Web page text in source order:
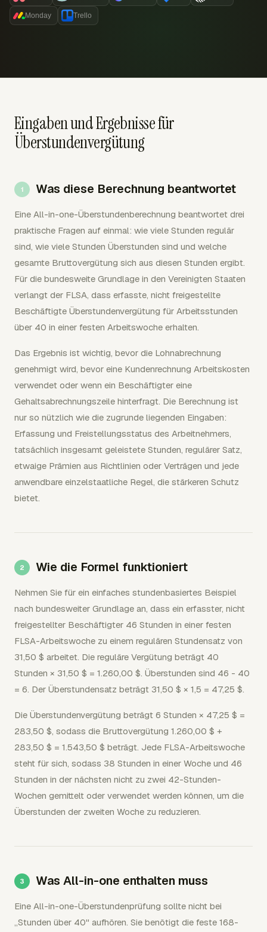
Monday Trello
Eingaben und Ergebnisse für
Überstundenvergütung
Was diese Berechnung beantwortet
Eine All-in-one-Überstundenberechnung beantwortet drei
praktische Fragen auf einmal: wie viele Stunden regulär
sind, wie viele Stunden Überstunden sind und welche
gesamte Bruttovergütung sich aus diesen Stunden ergibt.
Für die bundesweite Grundlage in den Vereinigten Staaten
verlangt der FLSA, dass erfasste, nicht freigestellte
Beschäftigte Überstundenvergütung für Arbeitsstunden
über 40 in einer festen Arbeitswoche erhalten.
Das Ergebnis ist wichtig, bevor die Lohnabrechnung
genehmigt wird, bevor eine Kundenrechnung Arbeitskosten
verwendet oder wenn ein Beschäftigter eine
Gehaltsabrechnungszeile hinterfragt. Die Berechnung ist
nur so nützlich wie die zugrunde liegenden Eingaben:
Erfassung und Freistellungsstatus des Arbeitnehmers,
tatsächlich insgesamt geleistete Stunden, regulärer Satz,
etwaige Prämien aus Richtlinien oder Verträgen und jede
anwendbare einzelstaatliche Regel, die stärkeren Schutz
bietet.
Wie die Formel funktioniert
Nehmen Sie für ein einfaches stundenbasiertes Beispiel
nach bundesweiter Grundlage an, dass ein erfasster, nicht
freigestellter Beschäftigter 46 Stunden in einer festen
FLSA-Arbeitswoche zu einem regulären Stundensatz von
31,50 $ arbeitet. Die reguläre Vergütung beträgt 40
Stunden × 31,50 $ = 1.260,00 $. Überstunden sind 46 - 40
= 6. Der Überstundensatz beträgt 31,50 $ × 1,5 = 47,25 $.
Die Überstundenvergütung beträgt 6 Stunden × 47,25 $ =
283,50 $, sodass die Bruttovergütung 1.260,00 $ +
283,50 $ = 1.543,50 $ beträgt. Jede FLSA-Arbeitswoche
steht für sich, sodass 38 Stunden in einer Woche und 46
Stunden in der nächsten nicht zu zwei 42-Stunden-
Wochen gemittelt oder verwendet werden können, um die
Überstunden der zweiten Woche zu reduzieren.
Was All-in-one enthalten muss
Eine All-in-one-Überstundenprüfung sollte nicht bei
„Stunden über 40" aufhören. Sie benötigt die feste 168-